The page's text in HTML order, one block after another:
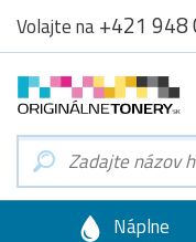
Volajte na+421 948
Náplne